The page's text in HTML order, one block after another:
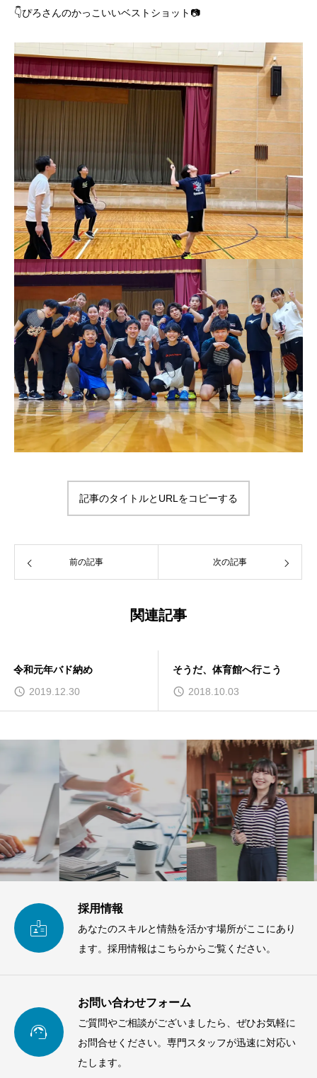
👇ぴろさんのかっこいいベストショット📷
記事のタイトルとURLをコピーする
前の記事 次の記事
関連記事
令和元年バド納め
2019.12.30
そうだ、体育館へ行こう
2018.10.03

採用情報
あなたのスキルと情熱を活かす場所がここにあり
ます。採用情報はこちらからご覧ください。

お問い合わせフォーム
ご質問やご相談がございましたら、ぜひお気軽に
お問合せください。専門スタッフが迅速に対応い
たします。